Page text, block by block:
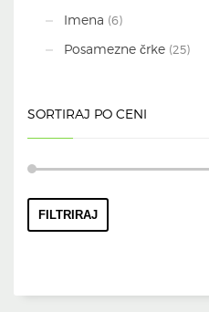
Imena (6)
Posamezne črke (25)
SORTIRAJ PO CENI
FILTRIRAJ